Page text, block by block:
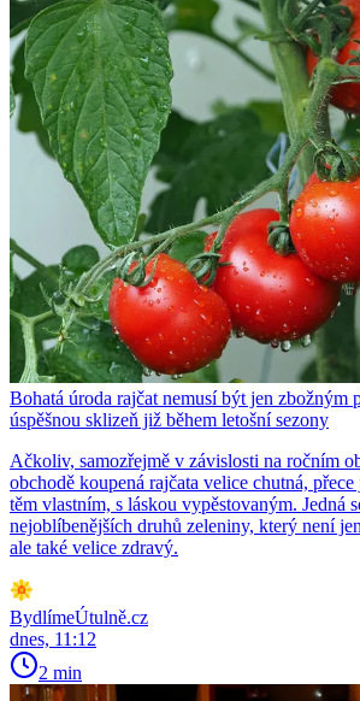
Bohatá úroda rajčat nemusí být jen zbožným
úspěšnou sklizeň již během letošní sezony
Ačkoliv, samozřejmě v závislosti na ročním
obchodě koupená rajčata velice chutná,
těm vlastním, s láskou vypěstovaným. Jedná
nejoblíbenějších druhů zeleniny, který není
ale také velice zdravý.
BydlímeÚtulně.cz
dnes, 11:12
2 min